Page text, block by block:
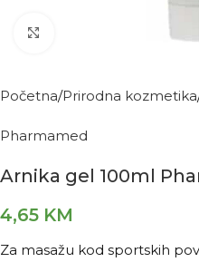
Kliknite za povećanje
Početna Prirodna kozmetika
Pharmamed
Arnika gel 100ml
4,65 KM
Za masažu kod sportskih